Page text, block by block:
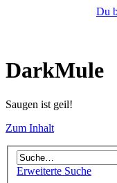
Du
DarkMule
Saugen ist geil!
Zum Inhalt
Erweiterte Suche